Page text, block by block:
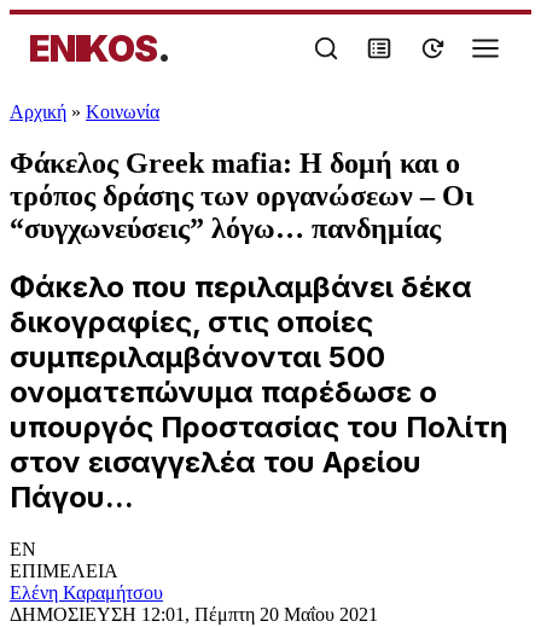
ENIKOS.
Αρχική » Κοινωνία
Φάκελος Greek mafia: Η δομή και ο
τρόπος δράσης των οργανώσεων – Οι
“συγχωνεύσεις” λόγω… πανδημίας
Φάκελο που περιλαμβάνει δέκα
δικογραφίες, στις οποίες
συμπεριλαμβάνονται 500
ονοματεπώνυμα παρέδωσε ο
υπουργός Προστασίας του Πολίτη
στον εισαγγελέα του Αρείου
Πάγου...
EN
ΕΠΙΜΕΛΕΙΑ
Ελένη Καραμήτσου
ΔΗΜΟΣΙΕΥΣΗ 12:01, Πέμπτη 20 Μαΐου 2021